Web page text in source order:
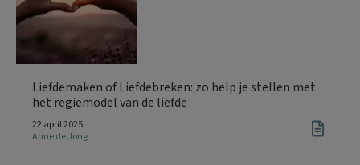
Liefdemaken of Liefdebreken: zo help je stellen met
het regiemodel van de liefde
22 april 2025
Anne de Jong